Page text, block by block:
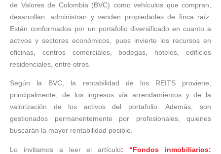
de Valores de Colombia (BVC) como vehículos que compran,
desarrollan, administran y venden propiedades de finca raíz.
Están conformados por un portafolio diversificado en cuanto a
activos y sectores económicos, pues invierte los recursos en
oficinas, centros comerciales, bodegas, hoteles, edificios
residenciales, entre otros.
Según la BVC, la rentabilidad de los REITS proviene,
principalmente, de los ingresos vía arrendamientos y de la
valorización de los activos del portafolio. Además, son
gestionados permanentemente por profesionales, quienes
buscarán la mayor rentabilidad posible.
Lo invitamos a leer el artículo: “Fondos inmobiliarios: